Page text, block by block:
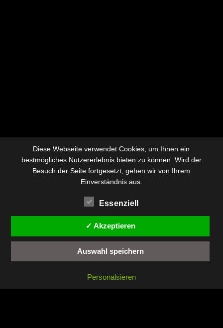
Diese Webseite verwendet Cookies, um Ihnen ein
bestmögliches Nutzererlebnis bieten zu können. Wird der
Besuch der Seite fortgesetzt, gehen wir von Ihrem
Einverständnis aus.
Essenziell
✓ Akzeptieren
Auswahl speichern
Personalsieren